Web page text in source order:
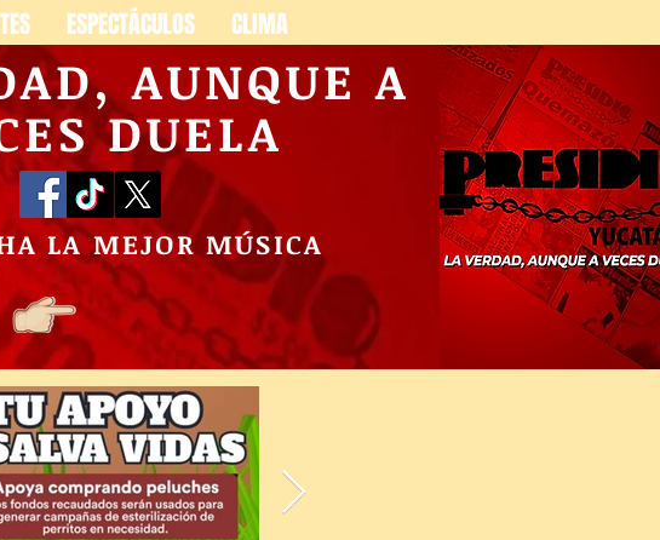
ESPECTÁCULOS CLIMA
AUNQUE A
DUELA
LA MEJOR MÚSICA